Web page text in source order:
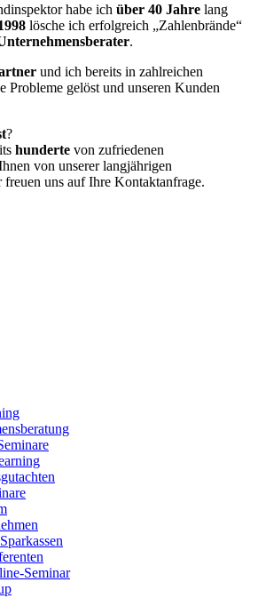
habe ich über 40 Jahre lang
lösche ich erfolgreich „Zahlenbrände“
.
und ich bereits in zahlreichen
Probleme gelöst und unseren Kunden
?
hunderte von zufriedenen
von unserer langjährigen
uns auf Ihre Kontaktanfrage.
Seminar